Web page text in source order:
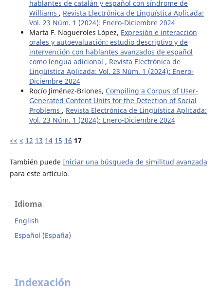
hablantes de catalán y español con síndrome de
Williams , Revista Electrónica de Lingüística Aplicada:
Vol. 23 Núm. 1 (2024): Enero-Diciembre 2024
Marta F. Nogueroles López, Expresión e interacción
orales y autoevaluación: estudio descriptivo y de
intervención con hablantes avanzados de español
como lengua adicional , Revista Electrónica de
Lingüística Aplicada: Vol. 23 Núm. 1 (2024): Enero-
Diciembre 2024
Rocío Jiménez-Briones, Compiling a Corpus of User-
Generated Content Units for the Detection of Social
Problems , Revista Electrónica de Lingüística Aplicada:
Vol. 23 Núm. 1 (2024): Enero-Diciembre 2024
<< < 12 13 14 15 16 17
También puede Iniciar una búsqueda de similitud avanzada
para este artículo.
Idioma
English
Español (España)
Indexación